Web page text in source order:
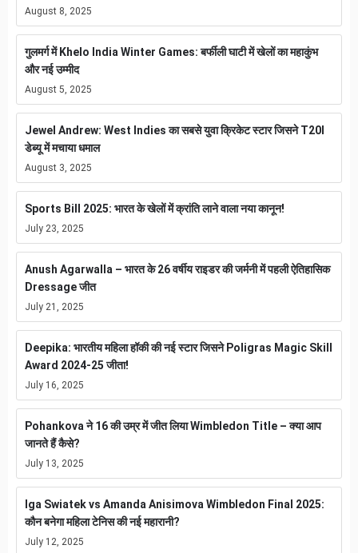
August 8, 2025
गुलमर्ग में Khelo India Winter Games: बर्फीली घाटी में खेलों का महाकुंभ
और नई उम्मीद
August 5, 2025
Jewel Andrew: West Indies का सबसे युवा क्रिकेट स्टार जिसने T20I
डेब्यू में मचाया धमाल
August 3, 2025
Sports Bill 2025: भारत के खेलों में क्रांति लाने वाला नया कानून!
July 23, 2025
Anush Agarwalla – भारत के 26 वर्षीय राइडर की जर्मनी में पहली ऐतिहासिक
Dressage जीत
July 21, 2025
Deepika: भारतीय महिला हॉकी की नई स्टार जिसने Poligras Magic Skill
Award 2024-25 जीता!
July 16, 2025
Pohankova ने 16 की उम्र में जीत लिया Wimbledon Title – क्या आप
जानते हैं कैसे?
July 13, 2025
Iga Swiatek vs Amanda Anisimova Wimbledon Final 2025:
कौन बनेगा महिला टेनिस की नई महारानी?
July 12, 2025